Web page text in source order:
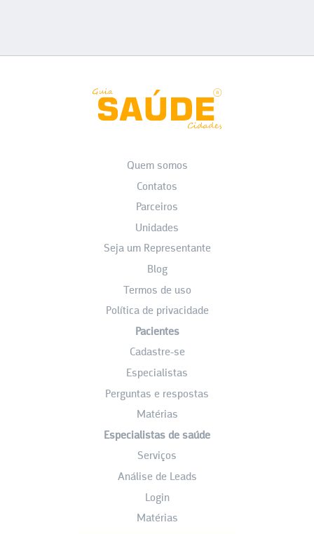
Quem somos
Contatos
Parceiros
Unidades
Seja um Representante
Blog
Termos de uso
Política de privacidade
Pacientes
Cadastre-se
Especialistas
Perguntas e respostas
Matérias
Especialistas de saúde
Serviços
Análise de Leads
Login
Matérias